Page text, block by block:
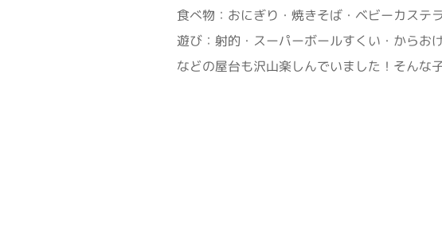
食べ物：おにぎり・焼きそば・ベビーカステ
遊び：射的・スーパーボールすくい・からお
などの屋台も沢山楽しんでいました！そんな